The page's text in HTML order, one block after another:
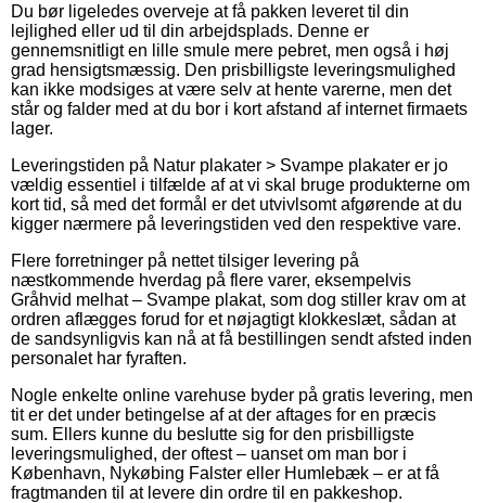
Du bør ligeledes overveje at få pakken leveret til din
lejlighed eller ud til din arbejdsplads. Denne er
gennemsnitligt en lille smule mere pebret, men også i høj
grad hensigtsmæssig. Den prisbilligste leveringsmulighed
kan ikke modsiges at være selv at hente varerne, men det
står og falder med at du bor i kort afstand af internet firmaets
lager.
Leveringstiden på Natur plakater > Svampe plakater er jo
vældig essentiel i tilfælde af at vi skal bruge produkterne om
kort tid, så med det formål er det utvivlsomt afgørende at du
kigger nærmere på leveringstiden ved den respektive vare.
Flere forretninger på nettet tilsiger levering på
næstkommende hverdag på flere varer, eksempelvis
Gråhvid melhat – Svampe plakat, som dog stiller krav om at
ordren aflægges forud for et nøjagtigt klokkeslæt, sådan at
de sandsynligvis kan nå at få bestillingen sendt afsted inden
personalet har fyraften.
Nogle enkelte online varehuse byder på gratis levering, men
tit er det under betingelse af at der aftages for en præcis
sum. Ellers kunne du beslutte sig for den prisbilligste
leveringsmulighed, der oftest – uanset om man bor i
København, Nykøbing Falster eller Humlebæk – er at få
fragtmanden til at levere din ordre til en pakkeshop.